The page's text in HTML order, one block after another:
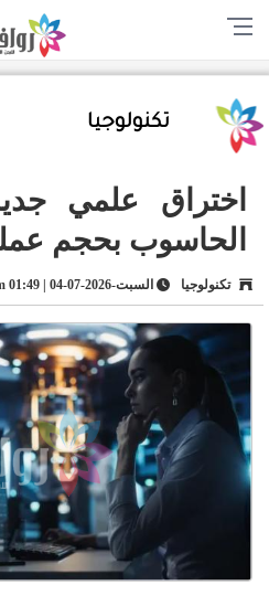
الرئيسية سياسة
تكنولوجيا
اختراق علمي
الحاسوب بحجم
تكنولوجيا السبت-2026-07-04 | 01:49 pm